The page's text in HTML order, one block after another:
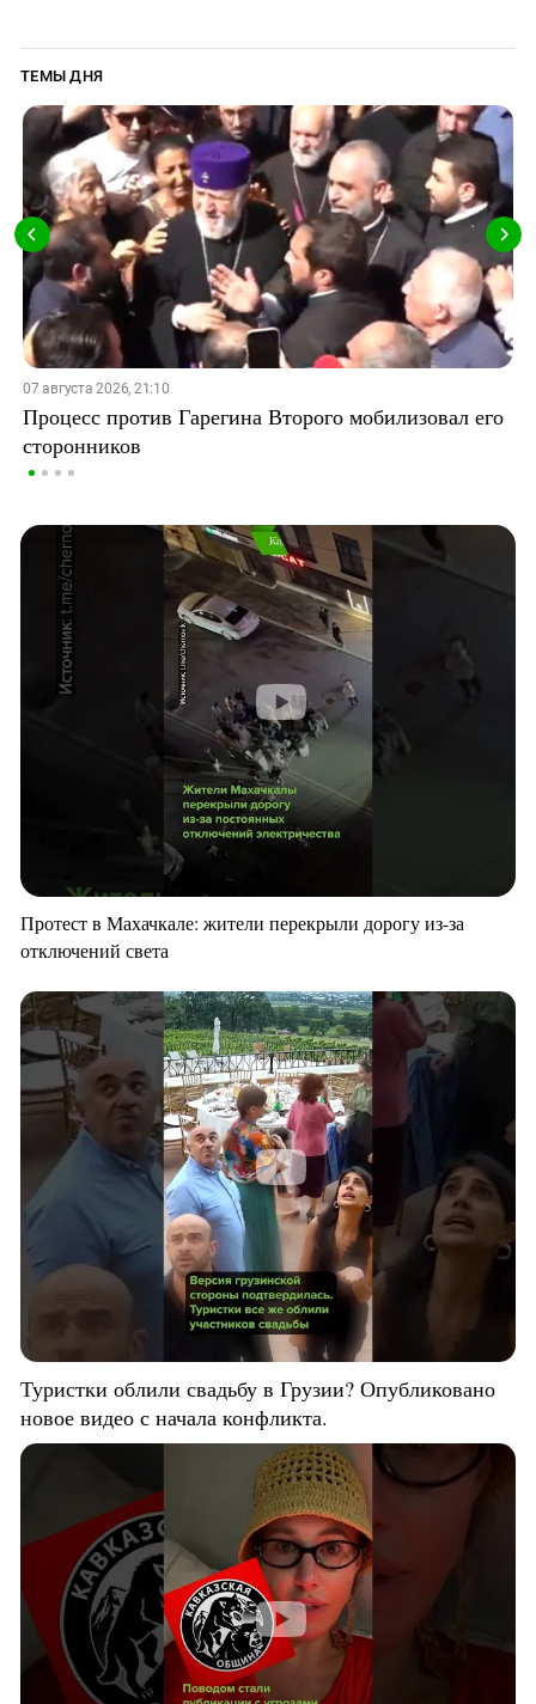
ТЕМЫ ДНЯ
07 августа 2026, 21:10
Процесс против Гарегина Второго мобилизовал его
сторонников
Протест в Махачкале: жители перекрыли дорогу из-за
отключений света
Туристки облили свадьбу в Грузии? Опубликовано
новое видео с начала конфликта.